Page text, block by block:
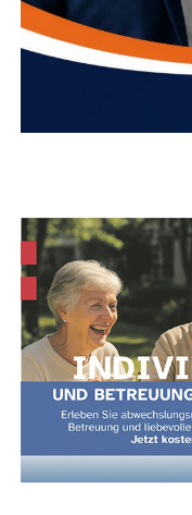
Immer
LeserECHO-
Wis­sen, was in
book-Sei­te„Wir